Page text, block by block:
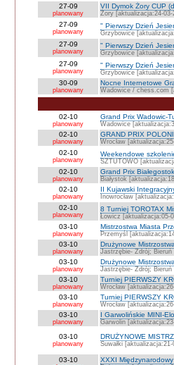
27-09
planowany
VII Dymok Żory CUP
Żory [aktualizacja:24-03-
27-09
planowany
" Pierwszy Dzień
Grzybowice
27-09
planowany
" Pierwszy Dzień
Grzybowice
27-09
planowany
" Pierwszy Dzień
Grzybowice
30-09
planowany
Nocne Internetowe
Wadowice / chess.com
02-10
planowany
Grand Prix Wadowic-
Wadowice
02-10
planowany
GRAND PRIX
Wrocław
02-10
planowany
Weekendowe
SZTUTOWO
02-10
planowany
Grand Prix
Białystok
02-10
planowany
II Kujawski
Inowrocław
02-10
planowany
8 Turniej TOROTAX
Łowicz [aktualizacja:05-
03-10
planowany
Mistrzostwa Miasta
Przemyśl
03-10
planowany
Drużynowe
Jastrzębie- Zdrój; Bieruń
03-10
planowany
Drużynowe
Jastrzębie- Zdrój; Bieruń
03-10
planowany
Turniej PIERWSZY
Wrocław
03-10
planowany
Turniej PIERWSZY
Wrocław
03-10
planowany
I Garwolińskie MINI-Elo
Garwolin
03-10
planowany
DRUŻYNOWE
Suwałki [aktualizacja:21-
03-10 XXXI